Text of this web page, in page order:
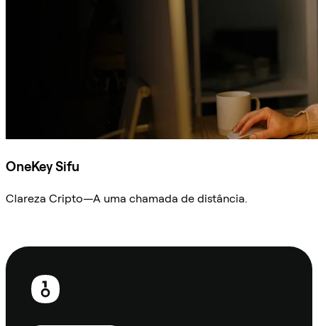
OneKey Sifu
Clareza Cripto—A uma chamada de distância.
Rodapé